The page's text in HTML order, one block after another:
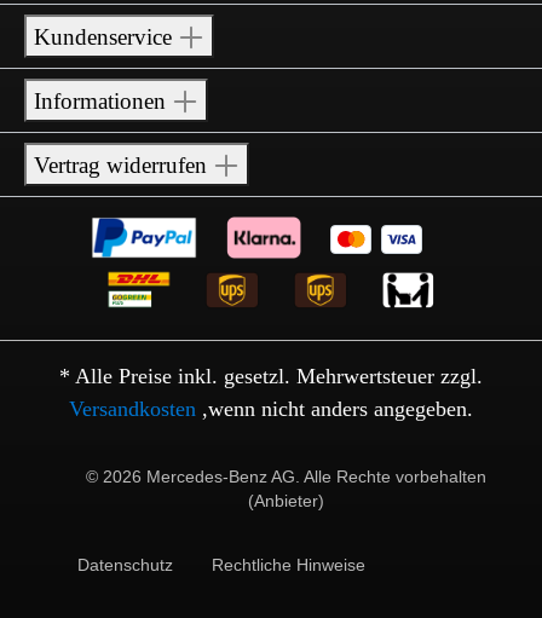
Kundenservice
Informationen
Vertrag widerrufen
* Alle Preise inkl. gesetzl. Mehrwertsteuer zzgl.
Versandkosten ,wenn nicht anders angegeben.
© 2026 Mercedes-Benz AG. Alle Rechte vorbehalten
(Anbieter)
Datenschutz Rechtliche Hinweise